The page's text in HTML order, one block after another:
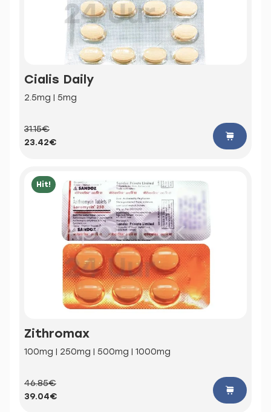
Cialis Daily
2.5mg | 5mg
31.15€
23.42€
Hit!
Zithromax
100mg | 250mg | 500mg | 1000mg
46.85€
39.04€